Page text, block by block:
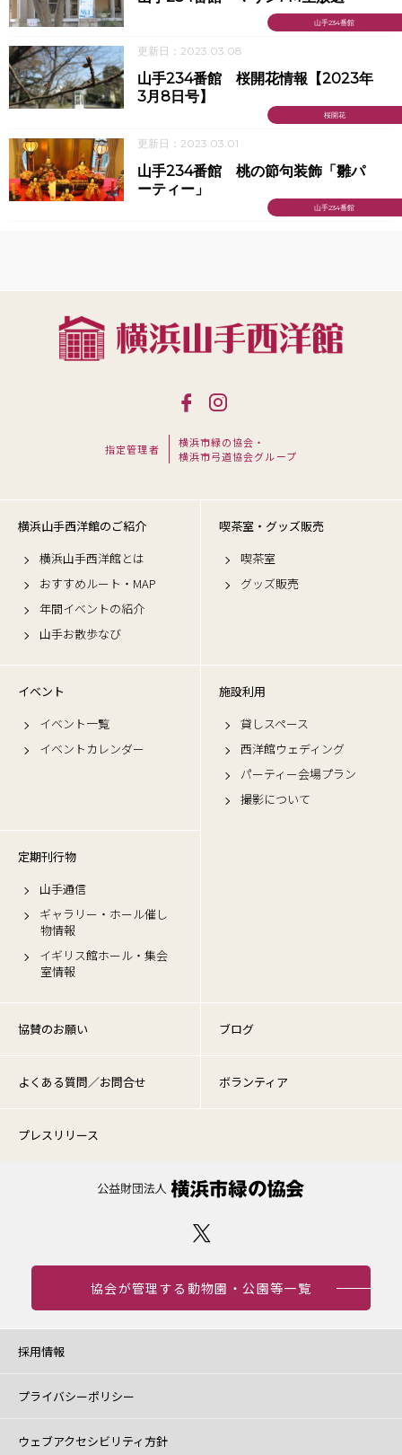
山手234番館
更新日：2023.03.08
桜開花
山手234番館 桜開花情報【2023年
3月8日号】
更新日：2023.03.01
山手234番館
山手234番館 桃の節句装飾「雛パ
ーティー」
指定管理者
横浜市緑の協会・
横浜市弓道協会グループ
横浜山手西洋館のご紹介
横浜山手西洋館とは
おすすめルート・MAP
年間イベントの紹介
山手お散歩なび
喫茶室・グッズ販売
喫茶室
グッズ販売
イベント
イベント一覧
イベントカレンダー
施設利用
貸しスペース
西洋館ウェディング
パーティー会場プラン
撮影について
定期刊行物
山手通信
ギャラリー・ホール催し
物情報
イギリス館ホール・集会
室情報
協賛のお願い ブログ
よくある質問／お問合せ ボランティア
プレスリリース
協会が管理する動物園・公園等一覧
採用情報
プライバシーポリシー
ウェブアクセシビリティ方針